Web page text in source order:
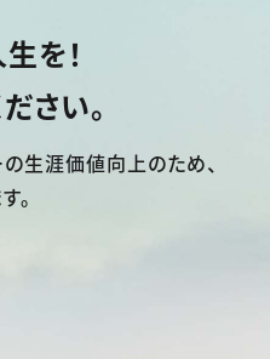
を！
さい。
の生涯価値向上のため、
。